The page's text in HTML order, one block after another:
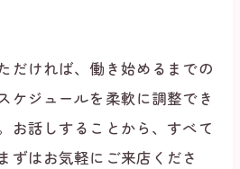
だければ、働き始めるまでの
ケジュールを柔軟に調整でき
お話しすることから、すべて
ずはお気軽にご来店くださ